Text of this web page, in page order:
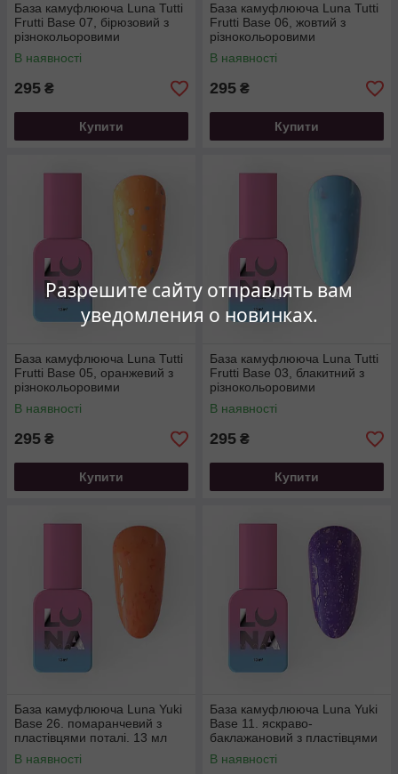
Разрешите сайту отправлять вам
уведомления о новинках.
База камуфлююча Luna Tutti
Frutti Base 07, бірюзовий з
різнокольоровими
вкрапленнями, 13 мл
В наявності
295 ₴
Купити
База камуфлююча Luna Tutti
Frutti Base 06, жовтий з
різнокольоровими
вкрапленнями,13 мл
В наявності
295 ₴
Купити
База камуфлююча Luna Tutti
Frutti Base 05, оранжевий з
різнокольоровими
вкрапленнями, 13 мл
В наявності
295 ₴
Купити
База камуфлююча Luna Tutti
Frutti Base 03, блакитний з
різнокольоровими
вкрапленнями, 13 мл
В наявності
295 ₴
Купити
База камуфлююча Luna Yuki
Base 26. помаранчевий з
пластівцями поталі. 13 мл
В наявності
База камуфлююча Luna Yuki
Base 11. яскраво-
баклажановий з пластівцями
поталі. 13 мл
В наявності